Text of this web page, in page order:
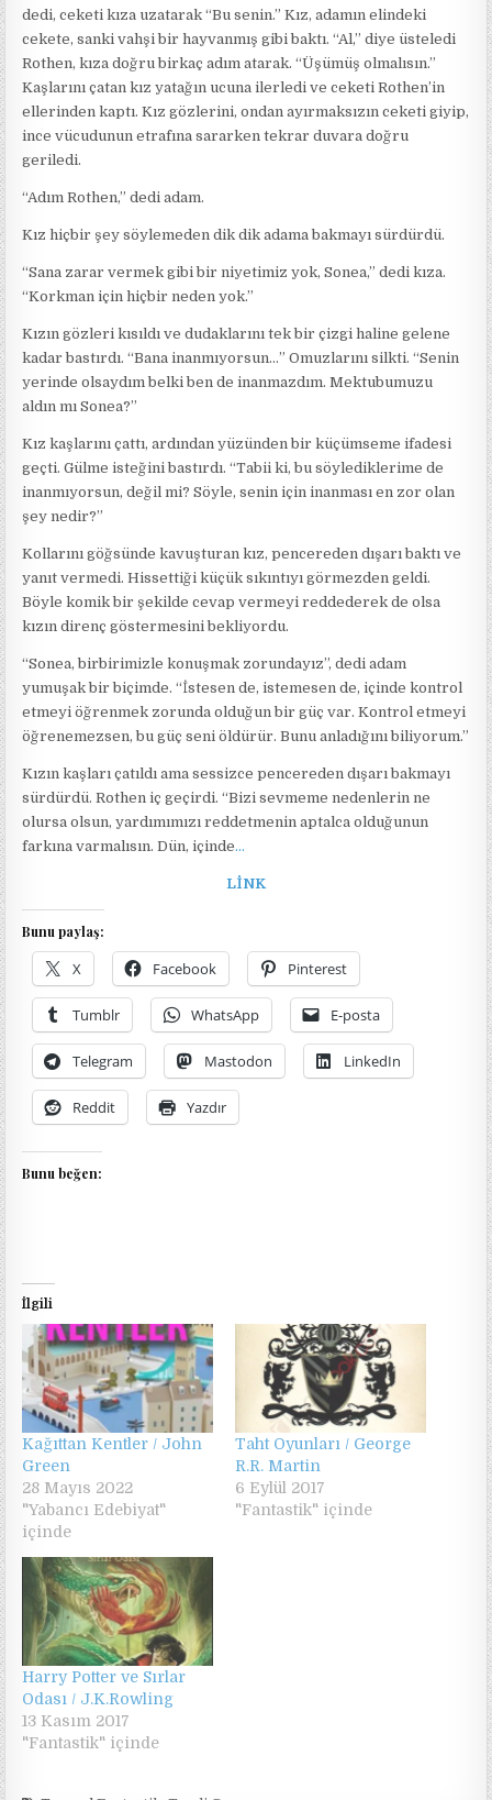
dedi, ceketi kıza uzatarak “Bu senin.” Kız, adamın elindeki
cekete, sanki vahşi bir hayvanmış gibi baktı. “Al,” diye üsteledi
Rothen, kıza doğru birkaç adım atarak. “Üşümüş olmalısın.”
Kaşlarını çatan kız yatağın ucuna ilerledi ve ceketi Rothen’in
ellerinden kaptı. Kız gözlerini, ondan ayırmaksızın ceketi giyip,
ince vücudunun etrafına sararken tekrar duvara doğru
geriledi.
“Adım Rothen,” dedi adam.
Kız hiçbir şey söylemeden dik dik adama bakmayı sürdürdü.
“Sana zarar vermek gibi bir niyetimiz yok, Sonea,” dedi kıza.
“Korkman için hiçbir neden yok.”
Kızın gözleri kısıldı ve dudaklarını tek bir çizgi haline gelene
kadar bastırdı. “Bana inanmıyorsun…” Omuzlarını silkti. “Senin
yerinde olsaydım belki ben de inanmazdım. Mektubumuzu
aldın mı Sonea?”
Kız kaşlarını çattı, ardından yüzünden bir küçümseme ifadesi
geçti. Gülme isteğini bastırdı. “Tabii ki, bu söylediklerime de
inanmıyorsun, değil mi? Söyle, senin için inanması en zor olan
şey nedir?”
Kollarını göğsünde kavuşturan kız, pencereden dışarı baktı ve
yanıt vermedi. Hissettiği küçük sıkıntıyı görmezden geldi.
Böyle komik bir şekilde cevap vermeyi reddederek de olsa
kızın direnç göstermesini bekliyordu.
“Sonea, birbirimizle konuşmak zorundayız”, dedi adam
yumuşak bir biçimde. “İstesen de, istemesen de, içinde kontrol
etmeyi öğrenmek zorunda olduğun bir güç var. Kontrol etmeyi
öğrenemezsen, bu güç seni öldürür. Bunu anladığını biliyorum.”
Kızın kaşları çatıldı ama sessizce pencereden dışarı bakmayı
sürdürdü. Rothen iç geçirdi. “Bizi sevmeme nedenlerin ne
olursa olsun, yardımımızı reddetmenin aptalca olduğunun
farkına varmalısın. Dün, içinde…
LİNK
Bunu paylaş:
X Facebook Pinterest
Tumblr WhatsApp E-posta
Telegram Mastodon LinkedIn
Reddit Yazdır
Bunu beğen:
İlgili
Kağıttan Kentler / John
Green
28 Mayıs 2022
"Yabancı Edebiyat"
içinde
Taht Oyunları / George
R.R. Martin
6 Eylül 2017
"Fantastik" içinde
Harry Potter ve Sırlar
Odası / J.K.Rowling
13 Kasım 2017
"Fantastik" içinde